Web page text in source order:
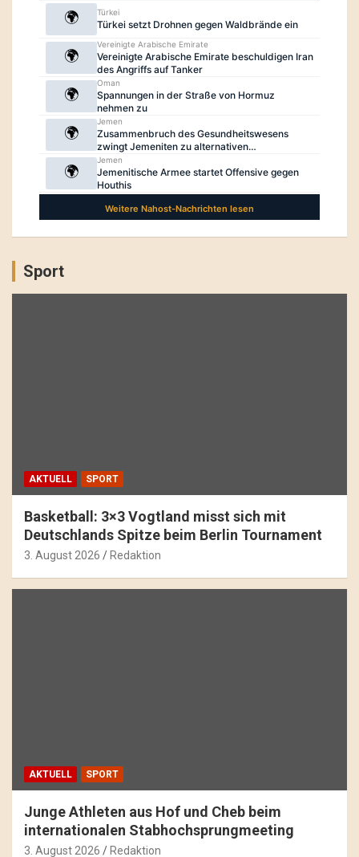
Sport
AKTUELL SPORT
Basketball: 3×3 Vogtland misst sich mit
Deutschlands Spitze beim Berlin Tournament
3. August 2026 Redaktion
AKTUELL SPORT
Junge Athleten aus Hof und Cheb beim
internationalen Stabhochsprungmeeting
3. August 2026 Redaktion